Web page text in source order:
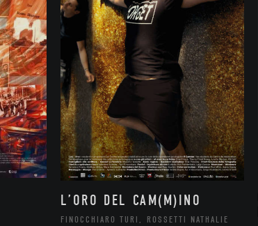
L’ORO DEL CAM(M)INO
FINOCCHIARO TURI, ROSSETTI NATHALIE